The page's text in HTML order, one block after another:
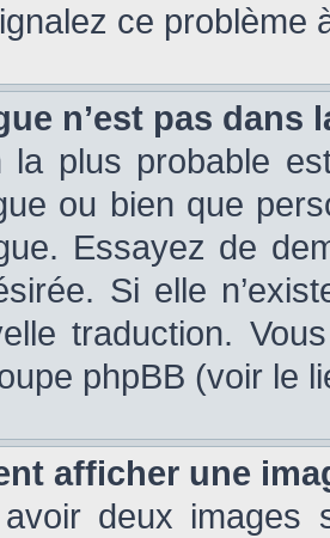
ce problème
n’est pas dans
la plus probable
ou bien que
Essayez de
Si elle
traduction.
phpBB (voir le
afficher une
deux images